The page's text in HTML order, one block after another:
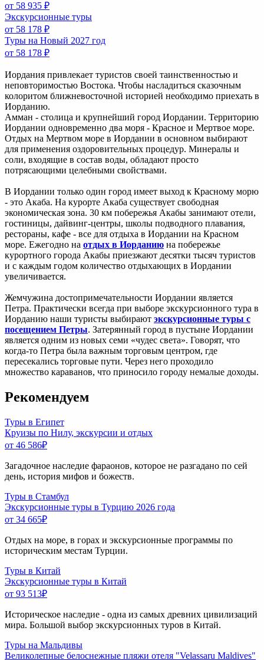
от 58 935 ₽
Экскурсионные туры
от 58 178 ₽
Туры на Новый 2027 год
от 58 178 ₽
Иордания привлекает туристов своей таинственностью и
неповторимостью Востока. Чтобы насладиться сказочным
колоритом ближневосточной историей необходимо приехать в
Иорданию.
Амман - столица и крупнейший город Иордании. Территорию
Иордании одновременно два моря - Красное и Мертвое море.
Отдых на Мертвом море в Иордании в основном выбирают
для применения оздоровительных процедур. Минералы и
соли, входящие в состав воды, обладают просто
потрясающими целебными свойствами.
В Иордании только один город имеет выход к Красному морю
- это Акаба. На курорте Акаба существует свободная
экономическая зона. 30 км побережья Акабы занимают отели,
гостиницы, дайвинг-центры, школы подводного плавания,
рестораны, кафе - все для отдыха в Иордании на Красном
море. Ежегодно на отдых в Иорданию на побережье
курортного города Акабы приезжают десятки тысяч туристов
и с каждым годом количество отдыхающих в Иордании
увеличивается.
Жемчужина достопримечательности Иордании является
Петра. Практически всегда при выборе экскурсионного тура в
Иорданию наши туристы выбирают экскурсионные туры с
посещением Петры. Затерянный город в пустыне Иордании
является одним из новых семи «чудес света». Говорят, что
когда-то Петра была важным торговым центром, где
пересекались торговые пути. Через него проходило
множество караванов, что приносило городу немалые доходы.
Рекомендуем
Туры в Египет
Круизы по Нилу, экскурсии и отдых
от 46 586₽
Загадочное наследие фараонов, которое не разгадано по сей
день, история мифов и божеств.
Туры в Стамбул
Экскурсионные туры в Турцию 2026 года
от 34 665₽
Отдых на море, в горах и экскурсионные программы по
историческим местам Турции.
Туры в Китай
Экскурсионные туры в Китай
от 93 513₽
Историческое наследие - одна из самых древних цивилизаций
мира. Большой выбор экскурсионных туров в Китай.
Туры на Мальдивы
Великолепные белоснежные пляжи отеля "Velassaru Maldives"